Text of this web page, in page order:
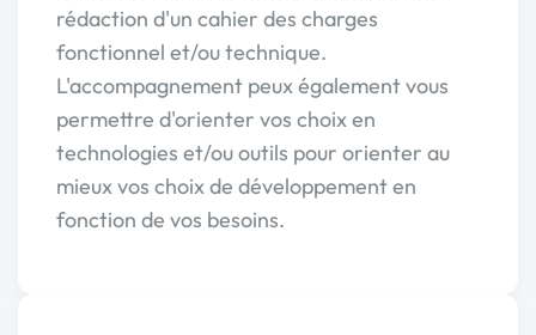
rédaction d'un cahier des charges
fonctionnel et/ou technique.
L'accompagnement peux également vous
permettre d'orienter vos choix en
technologies et/ou outils pour orienter au
mieux vos choix de développement en
fonction de vos besoins.